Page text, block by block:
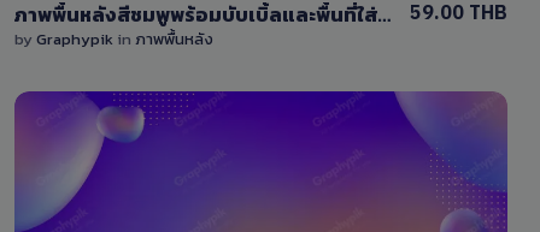
ภาพพื้นหลังสีชมพูพร้อมบับเบิ้ลและพื้นที่ใส่ข้อความ / abstract background
by Graphypik in ภาพพื้นหลัง
59.00 THB